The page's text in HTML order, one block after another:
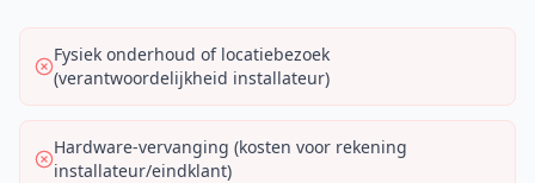
Fysiek onderhoud of locatiebezoek
(verantwoordelijkheid installateur)
Hardware-vervanging (kosten voor rekening
installateur/eindklant)